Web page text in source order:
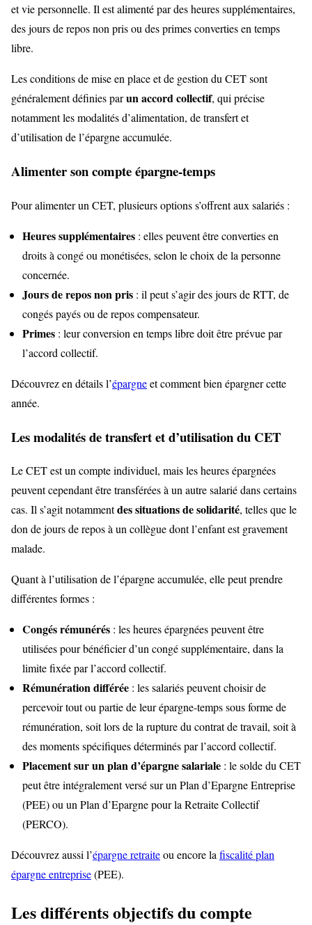
et vie personnelle. Il est alimenté par des heures supplémentaires,
des jours de repos non pris ou des primes converties en temps
libre.
Les conditions de mise en place et de gestion du CET sont
généralement définies parun accord collectif, qui précise
notamment les modalités d’alimentation, de transfert et
d’utilisation de l’épargne accumulée.
Alimenter son compte épargne-temps
Pour alimenter un CET, plusieurs options s’offrent aux salariés :
Heures supplémentaires : elles peuvent être converties en
droits à congé ou monétisées, selon le choix de la personne
concernée.
Jours de repos non pris : il peut s’agir des jours de RTT, de
congés payés ou de repos compensateur.
Primes : leur conversion en temps libre doit être prévue par
l’accord collectif.
Découvrez en détails l’épargneet comment bien épargner cette
année.
Les modalités de transfert et d’utilisation du CET
Le CET est un compte individuel, mais les heures épargnées
peuvent cependant être transférées à un autre salarié dans certains
cas. Il s’agit notammentdes situations de solidarité, telles que le
don de jours de repos à un collègue dont l’enfant est gravement
malade.
Quant à l’utilisation de l’épargne accumulée, elle peut prendre
différentes formes :
Congés rémunérés : les heures épargnées peuvent être
utilisées pour bénéficier d’un congé supplémentaire, dans la
limite fixée par l’accord collectif.
Rémunération différée : les salariés peuvent choisir de
percevoir tout ou partie de leur épargne-temps sous forme de
rémunération, soit lors de la rupture du contrat de travail, soit à
des moments spécifiques déterminés par l’accord collectif.
Placement sur un plan d’épargne salariale : le solde du CET
peut être intégralement versé sur un Plan d’Epargne Entreprise
(PEE) ou un Plan d’Epargne pour la Retraite Collectif
(PERCO).
Découvrez aussi l’épargne retraiteou encore lafiscalité plan
épargne entreprise(PEE).
Les différents objectifs du compte